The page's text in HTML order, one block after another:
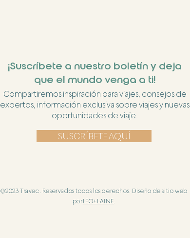
¡Suscríbete a nuestro boletín y deja
que el mundo venga a ti!
Compartiremos inspiración para viajes, consejos de
expertos, información exclusiva sobre viajes y nuevas
oportunidades de viaje.
SUSCRÍBETE AQUÍ
©2023 Travec. Reservados todos los derechos. Diseño de sitio web
porLEO+LAINE.